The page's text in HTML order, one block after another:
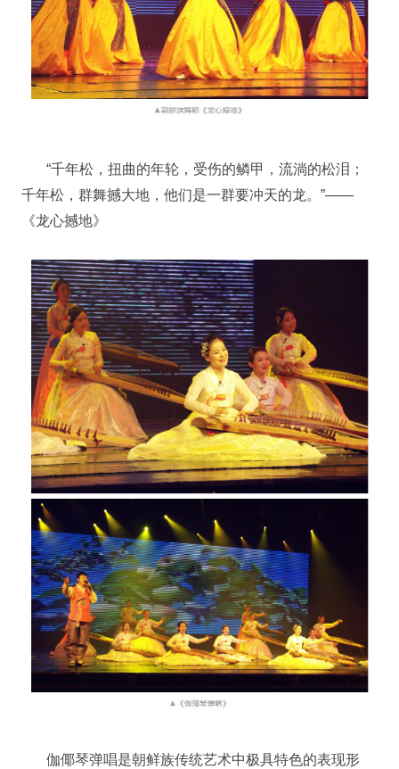
“千年松，扭曲的年轮，受伤的鳞甲，流淌的松泪；
千年松，群舞撼大地，他们是一群要冲天的龙。”——
《龙心撼地》
伽倻琴弹唱是朝鲜族传统艺术中极具特色的表现形